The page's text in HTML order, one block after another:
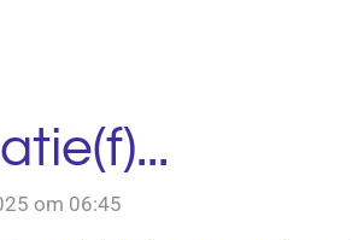
om 06:45